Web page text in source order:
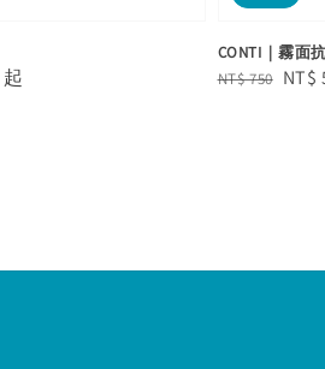
起
CONTI｜霧面
Regular
NT$ 750 Sale
NT$